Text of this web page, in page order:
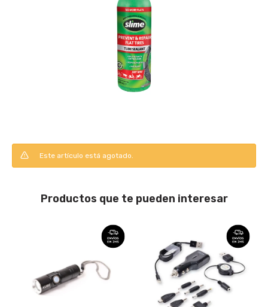
Este artículo está agotado.
Productos que te pueden interesar